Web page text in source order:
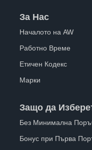
За Нас
Началото на AW
Работно Време
Етичен Кодекс
Марки
Защо да
Без Минимална
Бонус при Първа